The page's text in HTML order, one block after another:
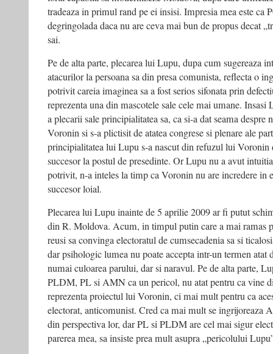
tradeaza in primul rand pe ei insisi. Impresia mea este ca
degringolada daca nu are ceva mai bun de propus decat
sai.
Pe de alta parte, plecarea lui Lupu, dupa cum sugereaza
atacurilor la persoana sa din presa comunista, reflecta o
potrivit careia imaginea sa a fost serios sifonata prin
reprezenta una din mascotele sale cele mai umane. Insasi
a plecarii sale principialitatea sa, ca si-a dat seama despre
Voronin si s-a plictisit de atatea congrese si plenare ale
principialitatea lui Lupu s-a nascut din refuzul lui Voronin
succesor la postul de presedinte. Or Lupu nu a avut
potrivit, n-a inteles la timp ca Voronin nu are incredere in
succesor loial.
Plecarea lui Lupu inainte de 5 aprilie 2009 ar fi putut
din R. Moldova. Acum, in timpul putin care a mai ramas
reusi sa convinga electoratul de cumsecadenia sa si
dar psihologic lumea nu poate accepta intr-un termen atat
numai culoarea parului, dar si naravul. Pe de alta parte,
PLDM, PL si AMN ca un pericol, nu atat pentru ca vine
reprezenta proiectul lui Voronin, ci mai mult pentru ca
electorat, anticomunist. Cred ca mai mult se ingrijoreaza
din perspectiva lor, dar PL si PLDM are cel mai sigur
parerea mea, sa insiste prea mult asupra „pericolului